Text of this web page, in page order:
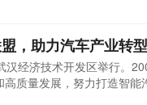
，助力汽车产业转
经济技术开发区举行。
质量发展，努力打造智能